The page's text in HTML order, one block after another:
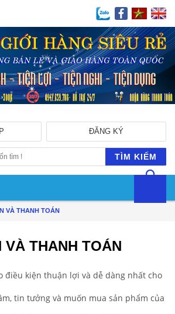
ĐĂNG KÝ
TÌM KIẾM
VÀ THANH TOÁN
VÀ THANH TOÁN
điều kiện thuận lợi và dễ dàng nhất cho
tin tưởng và muốn mua sản phẩm của